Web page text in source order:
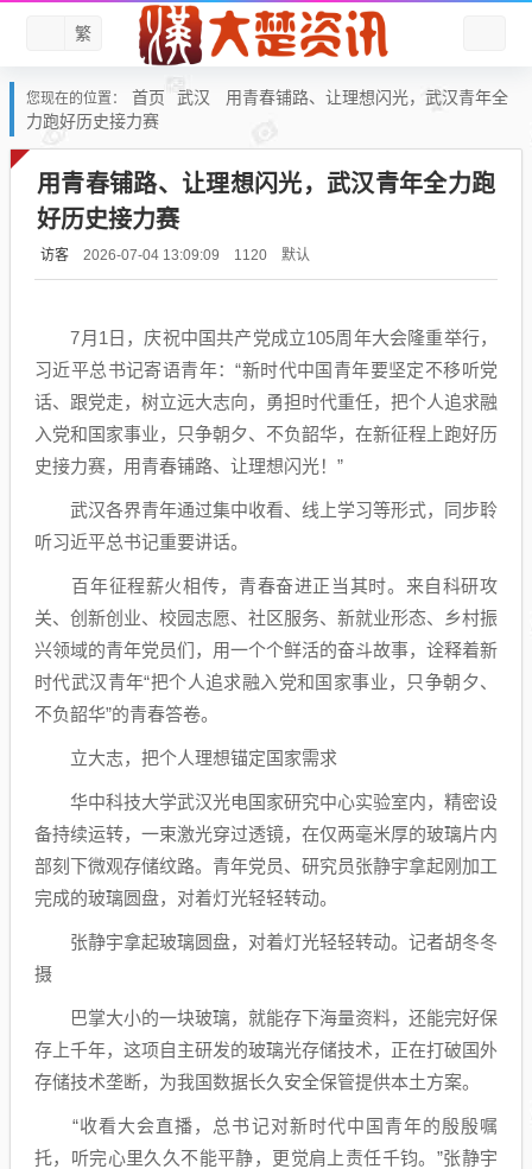
繁
您现在的位置： 首页 武汉
用青春铺路、让理想闪光，武汉青年全
力跑好历史接力赛
用青春铺路、让理想闪光，武汉青年全力跑
好历史接力赛
访客 2026-07-04 13:09:09 1120 默认
7月1日，庆祝中国共产党成立105周年大会隆重举行，
习近平总书记寄语青年：“新时代中国青年要坚定不移听党
话、跟党走，树立远大志向，勇担时代重任，把个人追求融
入党和国家事业，只争朝夕、不负韶华，在新征程上跑好历
史接力赛，用青春铺路、让理想闪光！”
武汉各界青年通过集中收看、线上学习等形式，同步聆
听习近平总书记重要讲话。
百年征程薪火相传，青春奋进正当其时。来自科研攻
关、创新创业、校园志愿、社区服务、新就业形态、乡村振
兴领域的青年党员们，用一个个鲜活的奋斗故事，诠释着新
时代武汉青年“把个人追求融入党和国家事业，只争朝夕、
不负韶华”的青春答卷。
立大志，把个人理想锚定国家需求
华中科技大学武汉光电国家研究中心实验室内，精密设
备持续运转，一束激光穿过透镜，在仅两毫米厚的玻璃片内
部刻下微观存储纹路。青年党员、研究员张静宇拿起刚加工
完成的玻璃圆盘，对着灯光轻轻转动。
张静宇拿起玻璃圆盘，对着灯光轻轻转动。记者胡冬冬
摄
巴掌大小的一块玻璃，就能存下海量资料，还能完好保
存上千年，这项自主研发的玻璃光存储技术，正在打破国外
存储技术垄断，为我国数据长久安全保管提供本土方案。
“收看大会直播，总书记对新时代中国青年的殷殷嘱
托，听完心里久久不能平静，更觉肩上责任千钧。”张静宇